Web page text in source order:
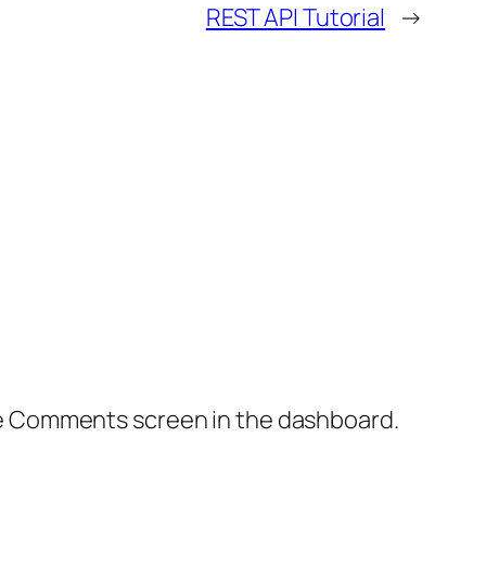
REST API Tutorial →
screen in the dashboard.